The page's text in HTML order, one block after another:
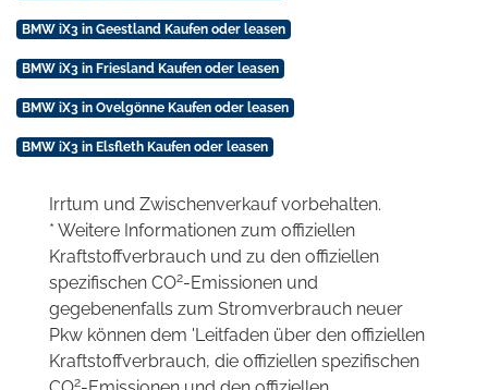
BMW iX3 in Geestland Kaufen oder leasen
BMW iX3 in Friesland Kaufen oder leasen
BMW iX3 in Ovelgönne Kaufen oder leasen
BMW iX3 in Elsfleth Kaufen oder leasen
Irrtum und Zwischenverkauf vorbehalten.
* Weitere Informationen zum offiziellen
Kraftstoffverbrauch und zu den offiziellen
spezifischen CO2-Emissionen und
gegebenenfalls zum Stromverbrauch neuer
Pkw können dem 'Leitfaden über den offiziellen
Kraftstoffverbrauch, die offiziellen spezifischen
2